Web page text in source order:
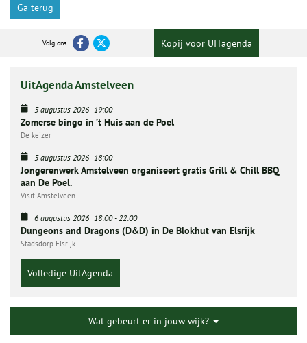
Ga terug
Volg ons Kopij voor UITagenda
UitAgenda Amstelveen
5 augustus 2026 19:00
Zomerse bingo in ’t Huis aan de Poel
De keizer
5 augustus 2026 18:00
Jongerenwerk Amstelveen organiseert gratis Grill & Chill BBQ
aan De Poel.
Visit Amstelveen
6 augustus 2026 18:00- 22:00
Dungeons and Dragons (D&D) in De Blokhut van Elsrijk
Stadsdorp Elsrijk
Volledige UitAgenda
Wat gebeurt er in jouw wijk?